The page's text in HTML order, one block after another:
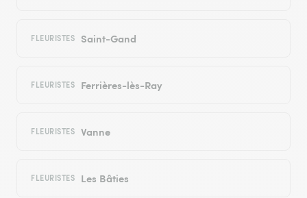
FLEURISTES Saint-Gand
FLEURISTES Ferrières-lès-Ray
FLEURISTES Vanne
FLEURISTES Les Bâties